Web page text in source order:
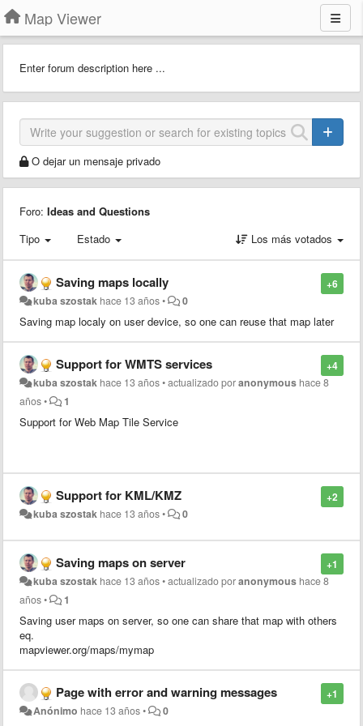
Map Viewer
Enter forum description here ...
O dejar un mensaje privado
Foro: Ideas and Questions
Tipo
Estado Los más votados
+6
Saving maps locally
kuba szostak hace 13 años• 0
Saving map localy on user device, so one can reuse that map later
+4
Support for WMTS services
kuba szostak hace 13 años•actualizado poranonymous hace 8
años• 1
Support for Web Map Tile Service
+2
Support for KML/KMZ
kuba szostak hace 13 años• 0
+1
Saving maps on server
kuba szostak hace 13 años•actualizado poranonymous hace 8
años• 1
Saving user maps on server, so one can share that map with others
eq.
mapviewer.org/maps/mymap
+1
Page with error and warning messages
Anónimo hace 13 años• 0